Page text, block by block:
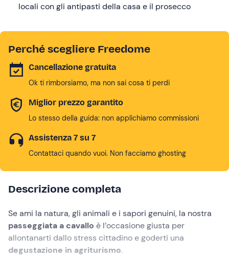
locali con gli antipasti della casa e il prosecco
Perché scegliere Freedome
Cancellazione gratuita
Ok ti rimborsiamo, ma non sai cosa ti perdi
Miglior prezzo garantito
Lo stesso della guida: non applichiamo commissioni
Assistenza 7 su 7
Contattaci quando vuoi. Non facciamo ghosting
Descrizione completa
Se ami la natura, gli animali e i sapori genuini, la nostra
passeggiata a cavallo è l’occasione giusta per
allontanarti dallo stress cittadino e goderti una
degustazione in agriturismo.